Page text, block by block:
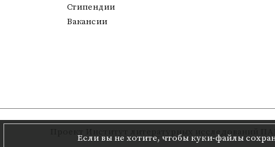
Если вы не хотите, чтобы куки-файлы
Стипендии
Вакансии
Институт литературных исследований ПАН